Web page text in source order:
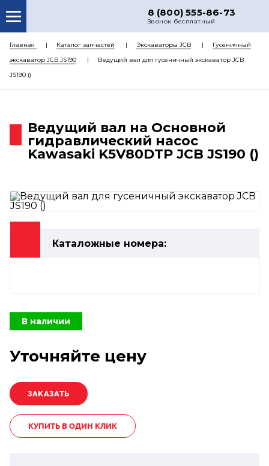
8 (800) 555-86-73
Звонок бесплатный
О НАС
КАТАЛОГ ЗАПЧАСТЕЙ
РЕМОНТ
ЦЕНЫ
КОНТАКТЫ
Главная Каталог запчастей Экскаваторы JCB
Гусеничный
экскаватор JCB JS190
Ведущий вал для гусеничный экскаватор JCB
JS190 ()
Ведущий вал на Основной
гидравлический насос
Kawasaki K5V80DTP JCB JS190 ()
Каталожные номера:
В наличии
Уточняйте цену
КУПИТЬ В ОДИН КЛИК